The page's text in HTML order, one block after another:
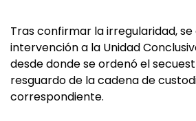
Tras confirmar la irregularidad,
intervención a la Unidad
desde donde se ordenó el
resguardo de la cadena de
correspondiente.